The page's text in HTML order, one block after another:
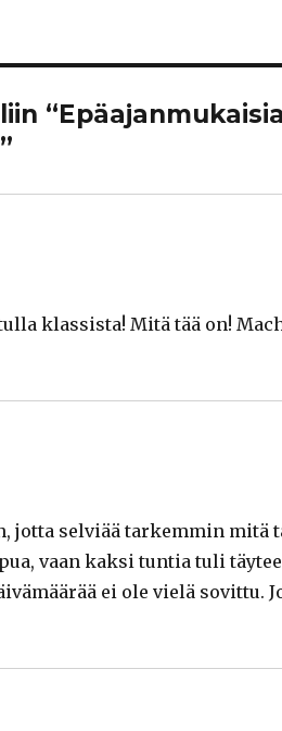
klassista! Mitä tää on!
jotta selviää tarkemmin mitä
vaan kaksi tuntia tuli
ei ole vielä sovittu.